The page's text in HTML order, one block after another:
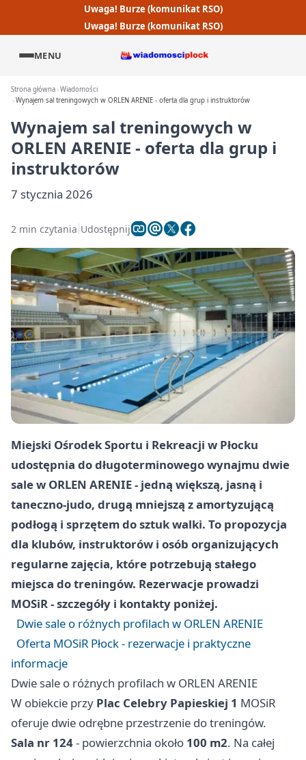
Uwaga! Burze (komunikat RSO)
Uwaga! Burze (komunikat RSO)
MENU
Strona główna Wiadomości
Wynajem sal treningowych w ORLEN ARENIE - oferta dla grup i instruktorów
Wynajem sal treningowych w
ORLEN ARENIE - oferta dla grup i
instruktorów
7 stycznia 2026
2 min czytania Udostępnij
Miejski Ośrodek Sportu i Rekreacji w Płocku
udostępnia do długoterminowego wynajmu dwie
sale w ORLEN ARENIE - jedną większą, jasną i
taneczno-judo, drugą mniejszą z amortyzującą
podłogą i sprzętem do sztuk walki. To propozycja
dla klubów, instruktorów i osób organizujących
regularne zajęcia, które potrzebują stałego
miejsca do treningów. Rezerwacje prowadzi
MOSiR - szczegóły i kontakty poniżej.
Dwie sale o różnych profilach w ORLEN ARENIE
Oferta MOSiR Płock - rezerwacje i praktyczne
informacje
Dwie sale o różnych profilach w ORLEN ARENIE
W obiekcie przy Plac Celebry Papieskiej 1 MOSiR
oferuje dwie odrębne przestrzenie do treningów.
Sala nr 124- powierzchnia około 100 m2. Na całej